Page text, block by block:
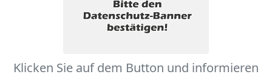
Klicken Sie auf dem Button und informieren